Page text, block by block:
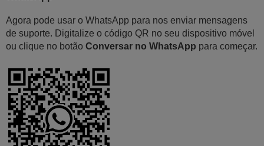
Agora pode usar o WhatsApp para nos enviar mensagens
de suporte. Digitalize o código QR no seu dispositivo móvel
ou clique no botão Conversar no WhatsApp para começar.